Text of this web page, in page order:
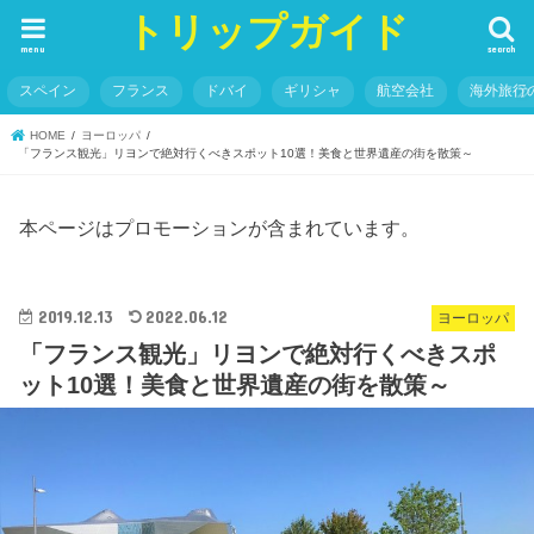
トリップガイド search
menu
スペイン フランス ドバイ ギリシャ 航空会社 海外旅行
HOME
ヨーロッパ
「フランス観光」リヨンで絶対行くべきスポット10選！美食と世界遺産の街を散策～
本ページはプロモーションが含まれています。
ヨーロッパ
2019.12.13 2022.06.12
「フランス観光」リヨンで絶対行くべきスポ
ット10選！美食と世界遺産の街を散策～